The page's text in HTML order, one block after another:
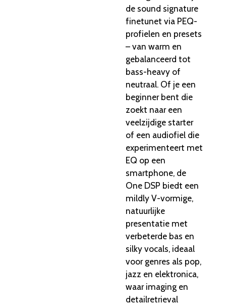
de sound signature
finetunet via PEQ-
profielen en presets
– van warm en
gebalanceerd tot
bass-heavy of
neutraal. Of je een
beginner bent die
zoekt naar een
veelzijdige starter
of een audiofiel die
experimenteert met
EQ op een
smartphone, de
One DSP biedt een
mildly V-vormige,
natuurlijke
presentatie met
verbeterde bas en
silky vocals, ideaal
voor genres als pop,
jazz en elektronica,
waar imaging en
detailretrieval